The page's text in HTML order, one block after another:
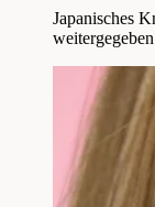
Japanisches